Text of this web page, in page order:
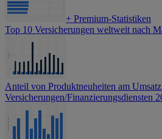
+ Premium-Statistiken
Top 10 Versicherungen weltweit nach
Anteil von Produktneuheiten am
Versicherungen/Finanzierungsdiensten